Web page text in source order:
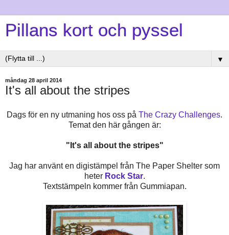
Pillans kort och pyssel
▼
måndag 28 april 2014
It's all about the stripes
Dags för en ny utmaning hos oss på The Crazy Challenges.
Temat den här gången är:
"It's all about the stripes"
Jag har använt en digistämpel från The Paper Shelter som
heter Rock Star.
Textstämpeln kommer från Gummiapan.